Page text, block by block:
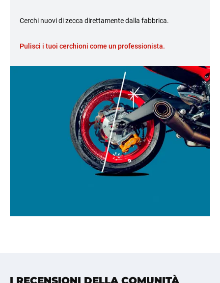
Cerchi nuovi di zecca direttamente dalla fabbrica.
Pulisci i tuoi cerchioni come un professionista.
I RECENSIONI DELLA COMUNITÀ